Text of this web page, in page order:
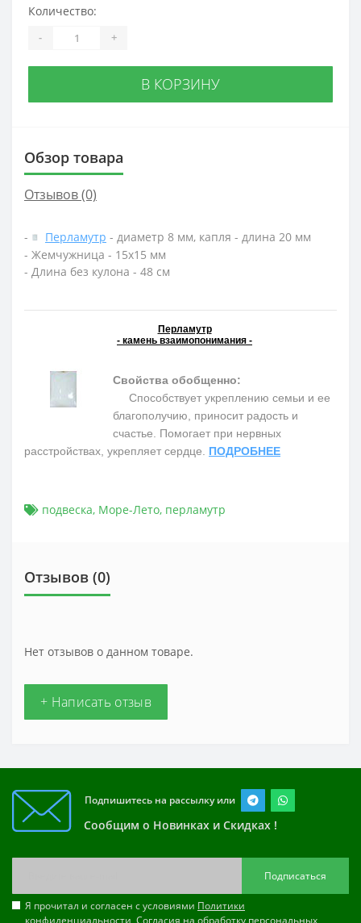
Количество:
- +
В КОРЗИНУ
Обзор товара
Отзывов (0)
- Перламутр - диаметр 8 мм, капля - длина 20 мм
- Жемчужница - 15х15 мм
- Длина без кулона - 48 см
Перламутр
- камень взаимопонимания -
Свойства обобщенно:
Способствует укреплению семьи и ее
благополучию, приносит радость и
счастье. Помогает при нервных
расстройствах, укрепляет сердце. ПОДРОБНЕЕ
подвеска, Море-Лето, перламутр
Отзывов (0)
Нет отзывов о данном товаре.
+ Написать отзыв
Подпишитесь на рассылку или
Сообщим о Новинках и Скидках !
Подписаться
Я прочитал и согласен с условиями Политики